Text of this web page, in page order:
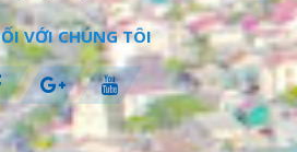
VỚI CHÚNG TÔI